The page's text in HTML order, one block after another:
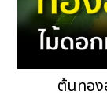
ต้นทอง